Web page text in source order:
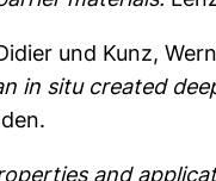
und Kunz,
in situ created
and